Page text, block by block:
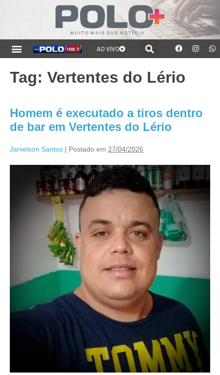
AO VIVO
Tag: Vertentes do Lério
Homem é executado a tiros dentro
de bar em Vertentes do Lério
Janielson Santos | Postado em 27/04/2026